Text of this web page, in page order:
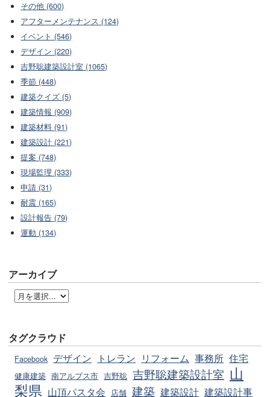
その他 (600)
アフターメンテナンス (124)
イベント (546)
デザイン (220)
吉野聡建築設計室 (1065)
季節 (448)
建築クイズ (5)
建築情報 (909)
建築材料 (91)
建築設計 (221)
提案 (748)
現場監理 (333)
申請 (31)
耐震 (165)
設計報告 (79)
運動 (134)
アーカイブ
タグクラウド
Facebook デザイン トレラン リフォーム 事務所 住宅
健康建築 南アルプス市 吉野聡 吉野聡建築設計室 山
梨県 山頂パスタ会 店舗 建築 建築設計 建築設計事